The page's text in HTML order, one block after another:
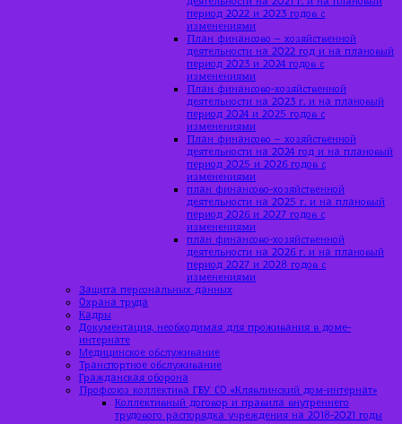
период 2022 и 2023 годов с
изменениями
План финансово – хозяйственной
деятельности на 2022 год и на плановый
период 2023 и 2024 годов с
изменениями
План финансово-хозяйственной
деятельности на 2023 г. и на плановый
период 2024 и 2025 годов с
изменениями
План финансово – хозяйственной
деятельности на 2024 год и на плановый
период 2025 и 2026 годов с
изменениями
план финансово-хозяйственной
деятельности на 2025 г. и на плановый
период 2026 и 2027 годов с
изменениями
план финансово-хозяйственной
деятельности на 2026 г. и на плановый
период 2027 и 2028 годов с
изменениями
Защита персональных данных
Охрана труда
Кадры
Документация, необходимая для проживания в доме-
интернате
Медицинское обслуживание
Транспортное обслуживание
Гражданская оборона
Профсоюз коллектива ГБУ СО «Клявлинский дом-интернат»
Коллективный договор и правила внутреннего
трудового распорядка учреждения на 2018-2021 годы